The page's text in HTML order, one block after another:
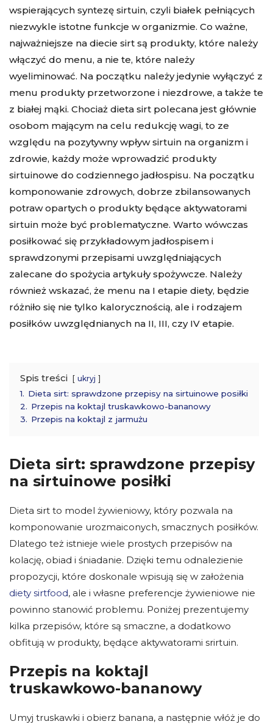
wspierających syntezę sirtuin, czyli białek pełniących
niezwykle istotne funkcje w organizmie. Co ważne,
najważniejsze na diecie sirt są produkty, które należy
włączyć do menu, a nie te, które należy
wyeliminować. Na początku należy jedynie wyłączyć z
menu produkty przetworzone i niezdrowe, a także te
z białej mąki. Chociaż dieta sirt polecana jest głównie
osobom mającym na celu redukcję wagi, to ze
względu na pozytywny wpływ sirtuin na organizm i
zdrowie, każdy może wprowadzić produkty
sirtuinowe do codziennego jadłospisu. Na początku
komponowanie zdrowych, dobrze zbilansowanych
potraw opartych o produkty będące aktywatorami
sirtuin może być problematyczne. Warto wówczas
posiłkować się przykładowym jadłospisem i
sprawdzonymi przepisami uwzględniających
zalecane do spożycia artykuły spożywcze. Należy
również wskazać, że menu na I etapie diety, będzie
różniło się nie tylko kalorycznością, ale i rodzajem
posiłków uwzględnianych na II, III, czy IV etapie.
Spis treści ukryj
1. Dieta sirt: sprawdzone przepisy na sirtuinowe posiłki
2. Przepis na koktajl truskawkowo-bananowy
3. Przepis na koktajl z jarmużu
Dieta sirt: sprawdzone przepisy
na sirtuinowe posiłki
Dieta sirt to model żywieniowy, który pozwala na
komponowanie urozmaiconych, smacznych posiłków.
Dlatego też istnieje wiele prostych przepisów na
kolację, obiad i śniadanie. Dzięki temu odnalezienie
propozycji, które doskonale wpisują się w założenia
diety sirtfood, ale i własne preferencje żywieniowe nie
powinno stanowić problemu. Poniżej prezentujemy
kilka przepisów, które są smaczne, a dodatkowo
obfitują w produkty, będące aktywatorami srirtuin.
Przepis na koktajl
truskawkowo-bananowy
Umyj truskawki i obierz banana, a następnie włóż je do